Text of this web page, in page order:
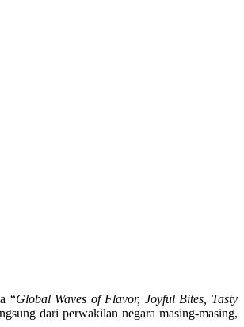
“Global Waves of Flavor, Joyful Bites, Tasty
dari perwakilan negara masing-masing,